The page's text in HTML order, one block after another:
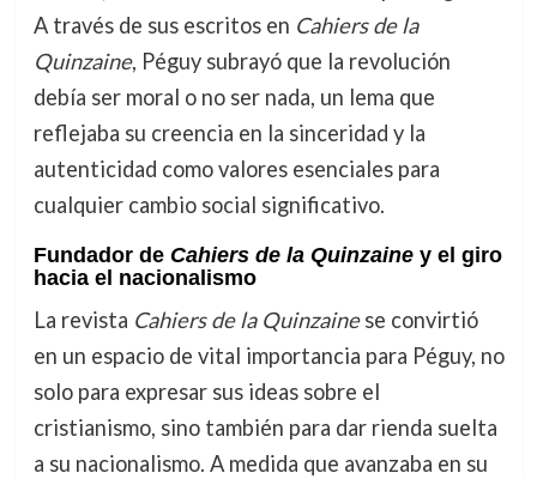
A través de sus escritos en Cahiers de la
Quinzaine, Péguy subrayó que la revolución
debía ser moral o no ser nada, un lema que
reflejaba su creencia en la sinceridad y la
autenticidad como valores esenciales para
cualquier cambio social significativo.
Fundador de Cahiers de la Quinzainey el giro
hacia el nacionalismo
La revista Cahiers de la Quinzainese convirtió
en un espacio de vital importancia para Péguy, no
solo para expresar sus ideas sobre el
cristianismo, sino también para dar rienda suelta
a su nacionalismo. A medida que avanzaba en su